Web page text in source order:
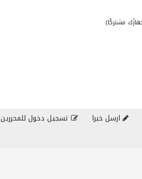
ارسل خبرا
تسجيل دخول للمحررين